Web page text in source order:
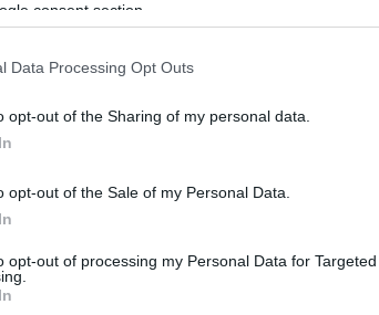
consent section.
Data Processing Opt Outs
opt-out of the Sharing of my personal data.
opt-out of the Sale of my Personal Data.
opt-out of processing my Personal Data for Targeted
nella sezione Login